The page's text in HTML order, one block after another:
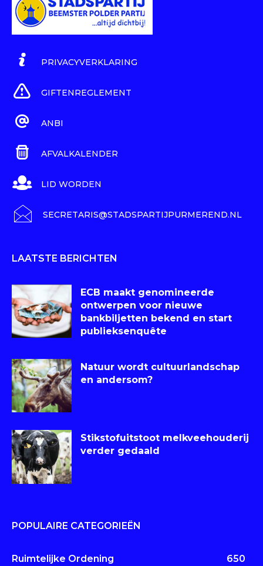
PRIVACYVERKLARING
GIFTENREGLEMENT
ANBI
AFVALKALENDER
LID WORDEN
SECRETARIS@STADSPARTIJPURMEREND.NL
LAATSTE BERICHTEN
ECB maakt genomineerde
ontwerpen voor nieuwe
bankbiljetten bekend en start
publieksenquête
Natuur wordt cultuurlandschap
en andersom?
Stikstofuitstoot melkveehouderij
verder gedaald
POPULAIRE CATEGORIEËN
Ruimtelijke Ordening 650